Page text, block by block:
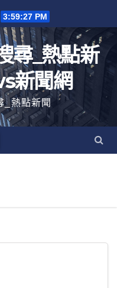
3:59:28 PM
尋_熱點新
新聞網
_熱點新聞